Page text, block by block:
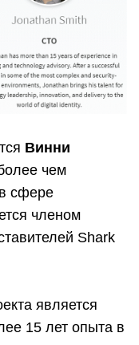
Винни
чем
сфере
членом
Shark
является
15 лет опыта в